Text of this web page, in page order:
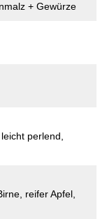
+ Gewürze
perlend,
reifer Apfel,